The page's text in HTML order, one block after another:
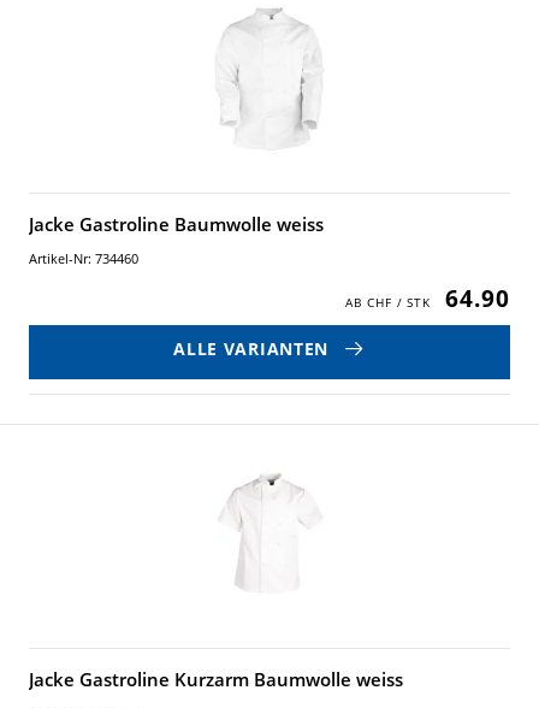
Jacke Gastroline Baumwolle weiss
Artikel-Nr: 734460
64.90
ALLE VARIANTEN
Jacke Gastroline Kurzarm Baumwolle weiss